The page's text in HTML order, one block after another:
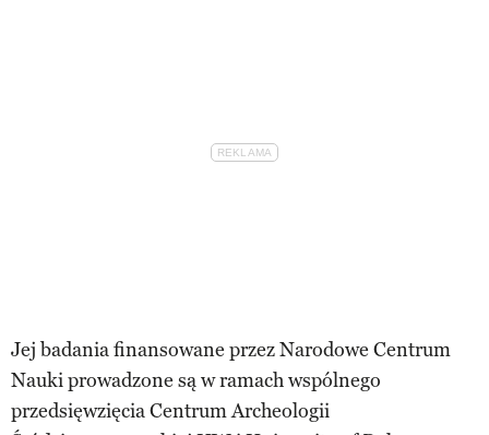
Jej badania finansowane przez Narodowe Centrum
Nauki prowadzone są w ramach wspólnego
przedsięwzięcia Centrum Archeologii